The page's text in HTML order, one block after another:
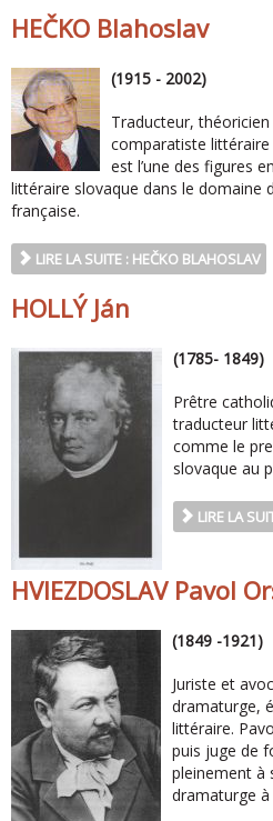
HEČKO Blahoslav
(1915 - 2002)
Traducteur,
comparatiste
est l’une des figures
littéraire slovaque dans le domaine
française.
LIRE LA SUITE : HEČKO BLAHOSLAV
HOLLÝ Ján
(1785- 1849)
Prêtre
traducteur
comme le
slovaque au
LIRE LA
HVIEZDOSLAV Pavol
(1849 -1921)
Juriste et
dramaturge,
littéraire.
puis juge de
pleinement à
dramaturge